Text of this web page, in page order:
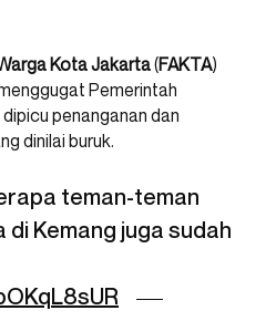
Kota Jakarta(FAKTA)
Pemerintah
penanganan dan
dinilai buruk.
teman-teman
di Kemang juga sudah